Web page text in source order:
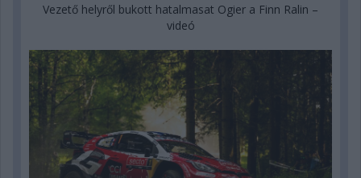
Vezető helyről bukott hatalmasat Ogier a Finn Ralin –
videó